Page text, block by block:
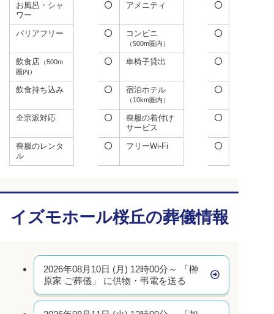
お風呂・シャ
ワー
アメニティ
バリアフリー コンビニ
（500m圏内）
飲食店 （500m
圏内）
車椅子貸出
飲食持ち込み 宿泊ホテル
（10km圏内）
全宗派対応
喪服の着付け
サービス
喪服のレンタ
ル
フリーWi-Fi
イズモホール桜丘の葬儀情報
2026年08月10日 (月) 12時00分～ 「榊
原家 ご葬儀」 に供物・弔電を送る